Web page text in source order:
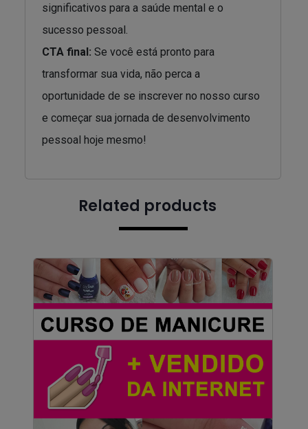
significativos para a saúde mental e o
sucesso pessoal.
CTA final: Se você está pronto para
transformar sua vida, não perca a
oportunidade de se inscrever no nosso curso
e começar sua jornada de desenvolvimento
pessoal hoje mesmo!
Related products